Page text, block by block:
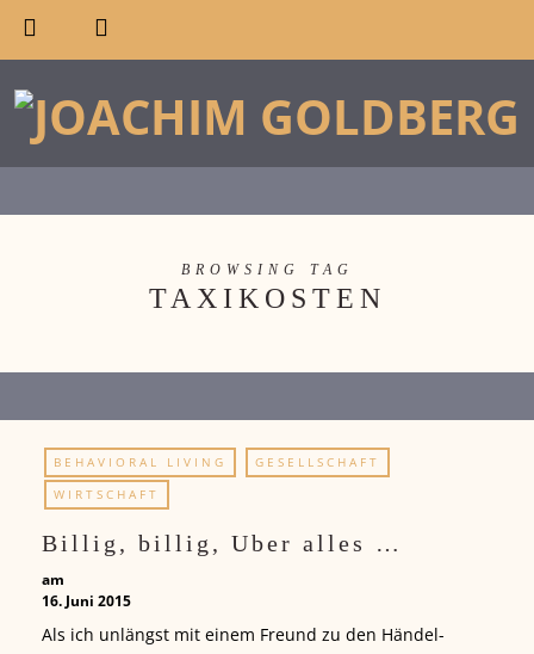
BROWSING TAG
TAXIKOSTEN
BEHAVIORAL LIVING
GESELLSCHAFT
WIRTSCHAFT
Billig, billig, Uber alles …
am
16. Juni 2015
Als ich unlängst mit einem Freund zu den Händel-